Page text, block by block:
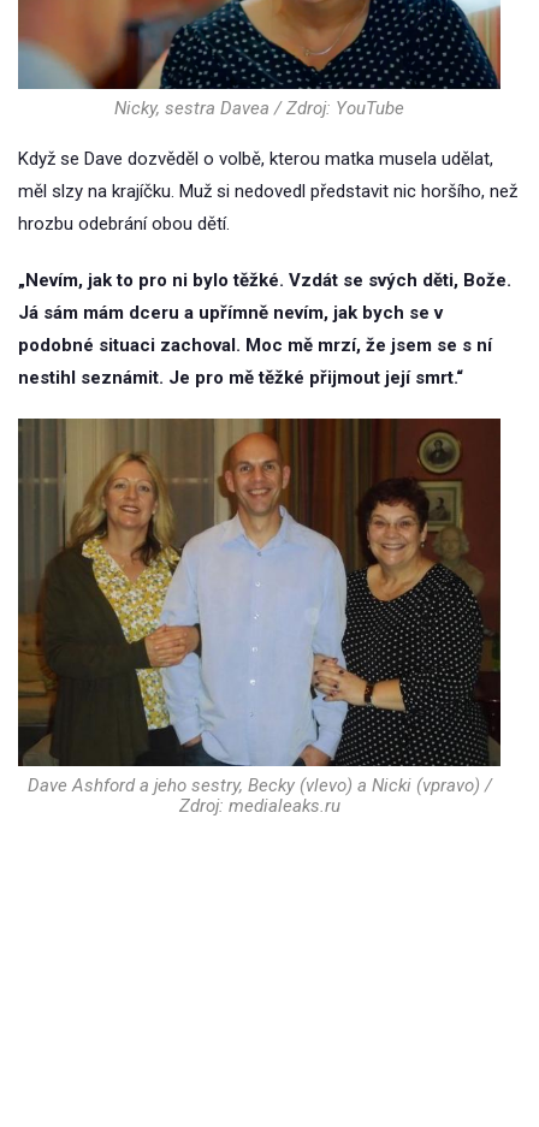
Nicky, sestra Davea / Zdroj: YouTube
Když se Dave dozvěděl o volbě, kterou matka musela udělat,
měl slzy na krajíčku. Muž si nedovedl představit nic horšího, než
hrozbu odebrání obou dětí.
„Nevím, jak to pro ni bylo těžké. Vzdát se svých děti, Bože.
Já sám mám dceru a upřímně nevím, jak bych se v
podobné situaci zachoval. Moc mě mrzí, že jsem se s ní
nestihl seznámit. Je pro mě těžké přijmout její smrt.“
Dave Ashford a jeho sestry, Becky (vlevo) a Nicki (vpravo) /
Zdroj: medialeaks.ru